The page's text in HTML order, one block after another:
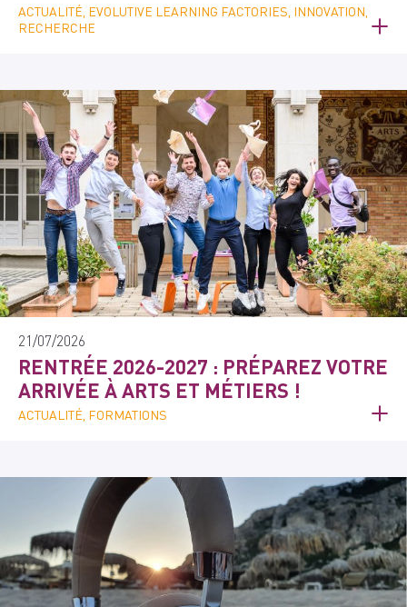
ACTUALITÉ, EVOLUTIVE LEARNING FACTORIES, INNOVATION,
RECHERCHE
21/07/2026
RENTRÉE 2026-2027 : PRÉPAREZ VOTRE
ARRIVÉE À ARTS ET MÉTIERS !
ACTUALITÉ, FORMATIONS